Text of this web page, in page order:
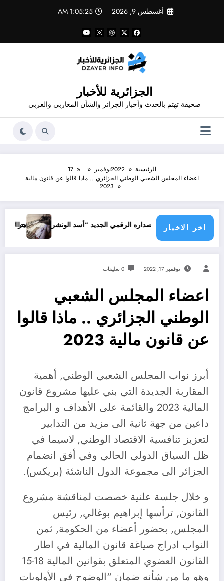
أغسطس 9, 2026 1:05:26 AM
الجزائرية للأخبار
صحيفة تهتم بالحدث وأخبار الجزائر والشأن المغاربي والعربي
الرئيسية 2022نوفمبر
17
اعضاء المجلس الشعبي الوطني الجزائري .. ماذا قالوا عن قانون مالية
2023
اخر الاخبار
عن إصداره الرقمي الجديد “أسد الونشريس” تخليدا لنضال الشهيد الجيلالي
جرائم الاحتلال خلال حرب
نوفمبر 17, 2022 0 تعليقات
اعضاء المجلس الشعبي
الوطني الجزائري .. ماذا قالوا
عن قانون مالية 2023
أبرز نواب المجلس الشعبي الوطني, أهمية
المقاربة الجديدة التي بني عليها مشروع قانون
المالية 2023 والقائمة على الأهداف و البرامج
داعين من جهة ثانية الى مزيد من التدابير
لتعزيز تنافسية الاقتصاد الوطني, لاسيما في
ظل السياق الدولي الحالي وفي أفق انضمام
الجزائر الى مجموعة الدول الناشئة (بريكس).
و خلال جلسة علنية خصصت لمناقشة مشروع
القانون, ترأسها إبراهيم بوغالي, رئيس
المجلس, بحضور أعضاء من الحكومة, ثمن
النواب ادراج صياغة قانون المالية في اطار
القانون العضوي المتعلق بقوانين المالية 18-15
وهو ما من شأنه ضمان “الوضوح في الأولويات